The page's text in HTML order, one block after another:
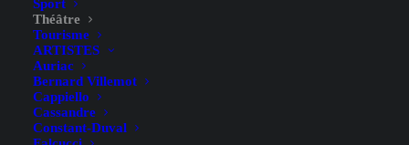
Sport
Théâtre
Tourisme
ARTISTES
Auriac
Bernard Villemot
Cappiello
Cassandre
Constant-Duval